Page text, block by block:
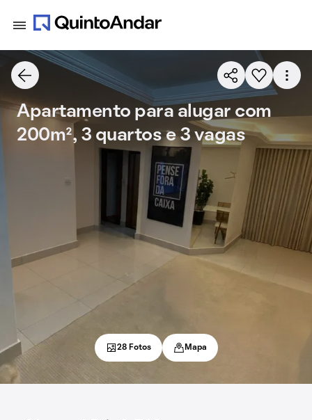
Apartamento para alugar com
200m², 3 quartos e 3 vagas
28 Fotos Mapa